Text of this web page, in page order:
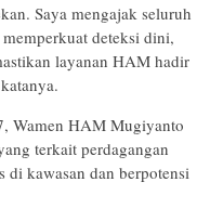
Saya mengajak seluruh
deteksi dini,
layanan HAM hadir
Wamen HAM Mugiyanto
terkait perdagangan
di kawasan dan berpotensi